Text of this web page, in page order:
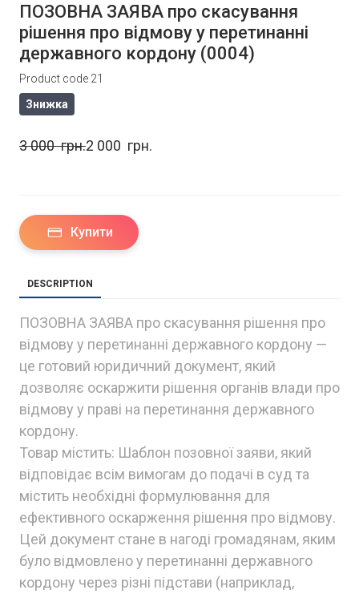
ПОЗОВНА ЗАЯВА про скасування
рішення про відмову у перетинанні
державного кордону (0004)
Product code 21
Знижка
3 000  грн.2 000  грн.
Купити
DESCRIPTION
ПОЗОВНА ЗАЯВА про скасування рішення про
відмову у перетинанні державного кордону —
це готовий юридичний документ, який
дозволяє оскаржити рішення органів влади про
відмову у праві на перетинання державного
кордону.
Товар містить: Шаблон позовної заяви, який
відповідає всім вимогам до подачі в суд та
містить необхідні формулювання для
ефективного оскарження рішення про відмову.
Цей документ стане в нагоді громадянам, яким
було відмовлено у перетинанні державного
кордону через різні підстави (наприклад,